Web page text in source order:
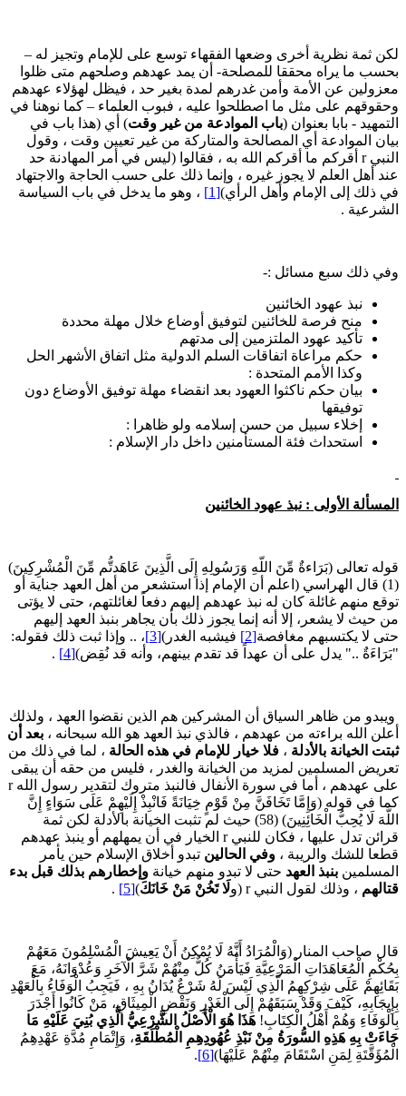
ثمة نظرية أخرى وضعها الفقهاء توسع على للإمام وتجيز له –
ما يراه محققا للمصلحة- أن يمد عهدهم وصلحهم متى ظلوا
عن الأمة وأمن غدرهم لمدة بغير حد ، فيظل لهؤلاء عهدهم
على مثل ما اصطلحوا عليه ، فبوب العلماء – كما نوهنا في
- بابا بعنوان (باب الموادعة من غير وقت) أي (هذا باب في
الموادعة أي المصالحة والمتاركة من غير تعيين وقت ، وقول
النبي r أقركم ما أقركم الله به ، فقالوا (ليس في أمر المهادنة حد
أهل العلم لا يجوز غيره ، وإنما ذلك على حسب الحاجة والاجتهاد
ذلك إلى الإمام وأهل الرأي)[1]
، وهو ما يدخل في باب السياسة
.
ذلك سبع مسائل :-
نبذ عهود الخائنين
منح فرصة للخائنين لتوفيق أوضاع خلال مهلة محددة
تأكيد عهود الملتزمين إلى مدتهم
حكم مراعاة اتفاقات السلم الدولية مثل اتفاق الأشهر الحل
وكذا الأمم المتحدة :
بيان حكم ناكثوا العهود بعد انقضاء مهلة توفيق الأوضاع دون
توفيقها
إخلاء سبيل من حسن إسلامه ولو ظاهرا :
استحداث فئة المستأمنين داخل دار الإسلام :
الأولى : نبذ عهود الخائنين
تعالى (بَرَاءةٌ مِّنَ اللّهِ وَرَسُولِهِ إِلَى الَّذِينَ عَاهَدتُّم مِّنَ الْمُشْرِكِينَ)
(1) قال الهراسي (اعلم أن الإمام إذا استشعر من أهل العهد جناية أو
منهم غائلة كان له نبذ عهدهم إليهم دفعاً لغائلتهم، حتى لا يؤتى
حيث لا يشعر، إلا أنه إنما يجوز ذلك بأن يجاهر بنبذ العهد إليهم
لا يكتسبهم مغافصة[2] فيشبه الغدر)[3]
، .. وإذا ثبت ذلك فقوله:
.." يدل على أن عهداً قد تقدم بينهم، وأنه قد نُقِض) [4]
.
من ظاهر السياق أن المشركين هم الذين نقضوا العهد ، ولذلك
الله براءته من عهدهم ، فالذي نبذ العهد هو الله سبحانه ، بعد أن
الخيانة بالأدلة، فلا خيار للإمام في هذه الحالة، لما في ذلك من
المسلمين لمزيد من الخيانة والغدر ، فليس من حقه أن يبقى
على عهدهم ، أما في سورة الأنفال فالنبذ متروك لتقدير رسول الله r
في قوله (وَإِمَّا تَخَافَنَّ مِنْ قَوْمٍ خِيَانَةً فَانْبِذْ إِلَيْهِمْ عَلَى سَوَاءٍ إِنَّ
اللَّهَ لَا يُحِبُّ الْخَائِنِينَ) (58) حيث لم تثبت الخيانة بالأدلة لكن ثمة
قرائن تدل عليها ، فكان للنبي r الخيار في أن يمهلهم أو ينبذ عهدهم
للشك والريبة ، وفي الحالينتبدو أخلاق الإسلام حين يأمر
بنبذ العهدحتى لا تبدو منهم خيانةوإخطارهم بذلك قبل بدء
، وذلك لقول النبي r (و لَا تَخُنْ مَنْ خَانَكَ)
[5]
.
صاحب المنار (وَالْمُرَادُ أَنَّهُ لَا يُمْكِنُ أَنْ يَعِيشَ الْمُسْلِمُونَ مَعَهُمْ
الْمُعَاهَدَاتِ الْمَرْعِيَّةِ فَيَأْمَنُ كُلٌّ مِنْهُمْ شَرَّ الْآخَرِ وَعُدْوَانَهُ، مَعَ
عَلَى شِرْكِهِمُ الَّذِي لَيْسَ لَهُ شَرْعٌ يُدَانُ بِهِ ، فَيَجِبُ الْوَفَاءُ بِالْعَهْدِ
كَيْفَ وَقَدْ سَبَقَهُمْ إِلَى الْغَدْرِ وَنَقْضِ الْمِيثَاقِ، مَنْ كَانُوا أَجْدَرَ
وَهُمْ أَهْلُ الْكِتَابِ!هَذَا هُوَ الْأَصْلُ الشَّرْعِيُّ الَّذِي بُنِيَ عَلَيْهِ مَا
بِهِ هَذِهِ السُّورَةُ مِنْ نَبْذِ عُهُودِهِمِ الْمُطْلَقَةِ، وَإِتْمَامِ مُدَّةِ عَهْدِهِمُ
لِمَنِ اسْتَقَامَ مِنْهُمْ عَلَيْهَا)[6]
.